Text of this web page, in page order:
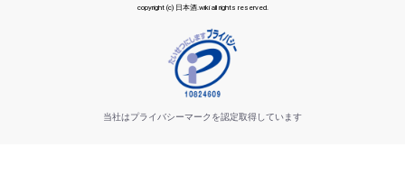
copyright (c) 日本酒.wiki all rights reserved.
当社はプライバシーマークを認定取得しています